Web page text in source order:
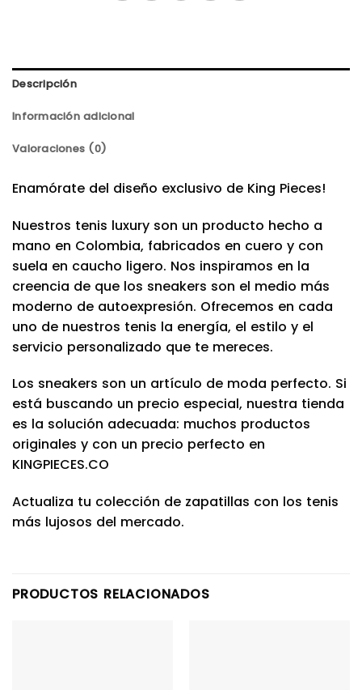
Descripción
Información adicional
Valoraciones (0)
Enamórate del diseño exclusivo de King Pieces!
Nuestros tenis luxury son un producto hecho a
mano en Colombia, fabricados en cuero y con
suela en caucho ligero. Nos inspiramos en la
creencia de que los sneakers son el medio más
moderno de autoexpresión. Ofrecemos en cada
uno de nuestros tenis la energía, el estilo y el
servicio personalizado que te mereces.
Los sneakers son un artículo de moda perfecto. Si
está buscando un precio especial, nuestra tienda
es la solución adecuada: muchos productos
originales y con un precio perfecto en
KINGPIECES.CO
Actualiza tu colección de zapatillas con los tenis
más lujosos del mercado.
PRODUCTOS RELACIONADOS